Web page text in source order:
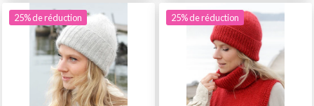
25% de réduction 25% de réduction